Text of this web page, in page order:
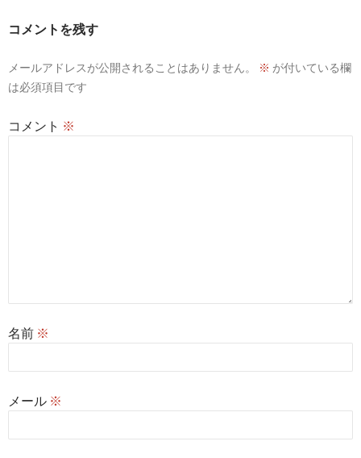
ビ
ー
ョ
コメントを残す
メールアドレスが公開されることはありません。 ※ が付いている欄
は必須項目です
コメント ※
名前 ※
メール ※